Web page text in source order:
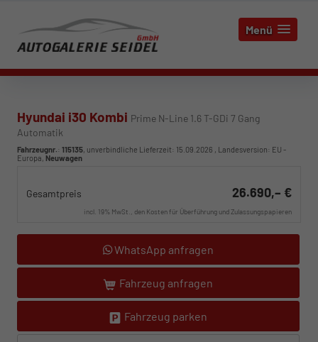
Menü
Hyundai i30 Kombi Prime N-Line 1.6 T-GDi 7 Gang
Automatik
Fahrzeugnr.: 115135, unverbindliche Lieferzeit: 15.09.2026 , Landesversion: EU -
Europa, Neuwagen
Gesamtpreis 26.690,– €
incl. 19% MwSt., den Kosten für Überführung und Zulassungspapieren
WhatsApp anfragen
Fahrzeug anfragen
Fahrzeug parken